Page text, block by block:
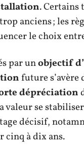
. Certains
anciens ; les
le choix
par unobjectif
future
dépréciation
valeur se
décisif,
cinq à dix ans.